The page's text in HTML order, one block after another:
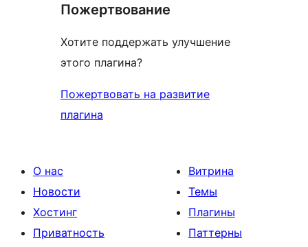
Пожертвование
Хотите поддержать улучшение
этого плагина?
Пожертвовать на развитие
плагина
О нас
Новости
Хостинг
Приватность
Витрина
Темы
Плагины
Паттерны